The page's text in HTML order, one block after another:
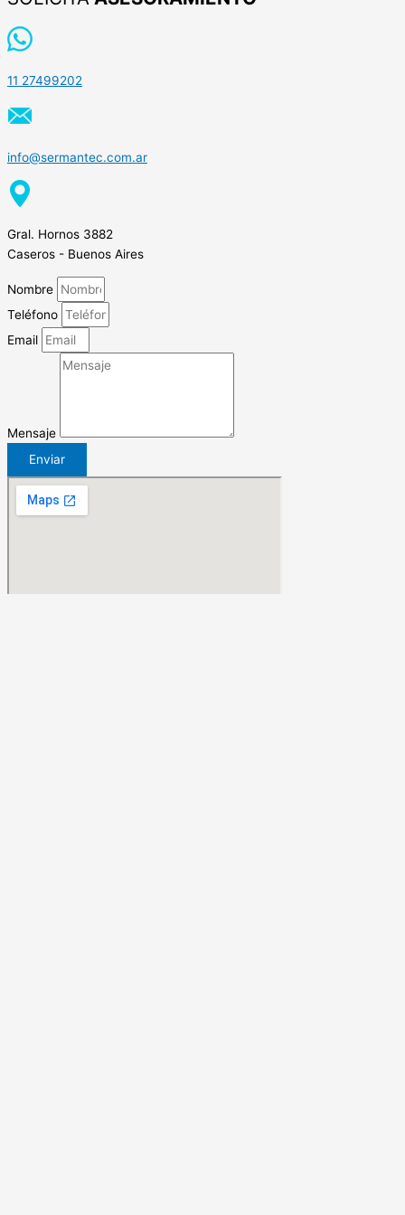
11 27499202
info@sermantec.com.ar
Gral. Hornos 3882
Caseros - Buenos Aires
Nombre
Teléfono
Email
Mensaje
Enviar